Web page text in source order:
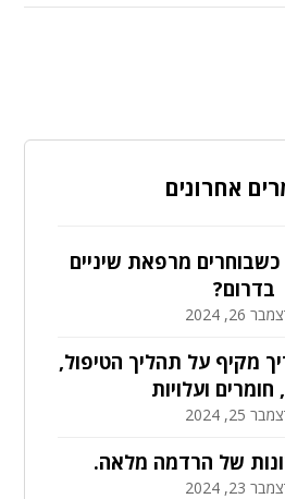
אחרונים
מרפאת שיניים
בדרום?
26, 2024
מקיף על תהליך הטיפול,
ועלויות
25, 2024
של הרדמה מלאה.
23, 2024